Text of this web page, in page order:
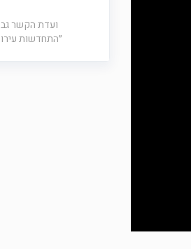
ועדת הקשר
״התחדשות